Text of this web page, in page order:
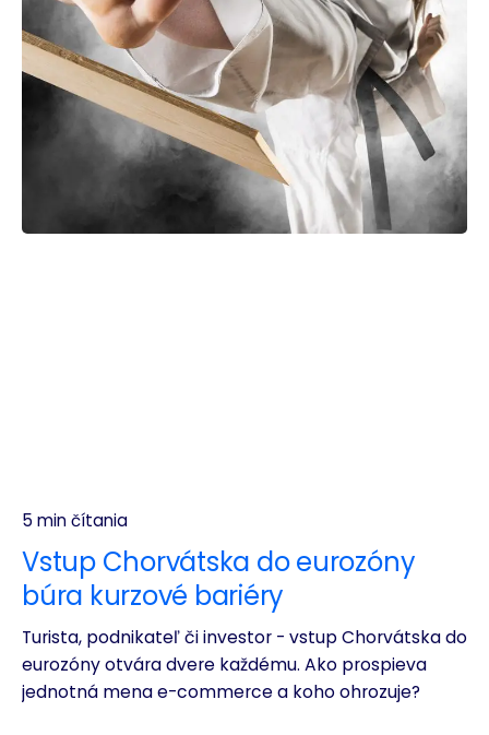
5 min čítania
Vstup Chorvátska do eurozóny
búra kurzové bariéry
Turista, podnikateľ či investor - vstup Chorvátska do
eurozóny otvára dvere každému. Ako prospieva
jednotná mena e-commerce a koho ohrozuje?